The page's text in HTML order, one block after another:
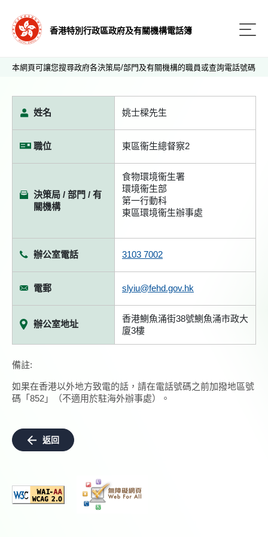
香港特別行政區政府及有關機構電話簿
本網頁可讓您搜尋政府各決策局/部門及有關機構的職員或查詢電話號碼
姓名 姚士樑先生
職位 東區衞生總督察2
決策局 / 部門 / 有
關機構
食物環境衞生署
環境衞生部
第一行動科
東區環境衞生辦事處
辦公室電話 3103 7002
電郵 slyiu@fehd.gov.hk
辦公室地址
香港鰂魚涌街38號鰂魚涌市政大
廈3樓
備註:
如果在香港以外地方致電的話，請在電話號碼之前加撥地區號
碼「852」（不適用於駐海外辦事處）。
返回